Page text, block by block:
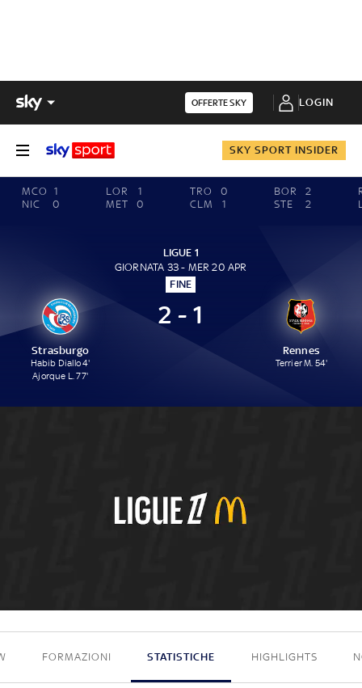
OFFERTE SKY LOGIN
SKY SPORT INSIDER
MCO
1
NIC
0
LOR
1
MET
0
TRO
0
CLM
1
BOR
2
STE
2
LIGUE 1
GIORNATA 33 - MER 20 APR
FINE
Strasburgo
Habib Diallo 4'
Ajorque L. 77'
2 - 1
Rennes
Terrier M. 54'
2 - 1
FORMAZIONI STATISTICHE HIGHLIGHTS